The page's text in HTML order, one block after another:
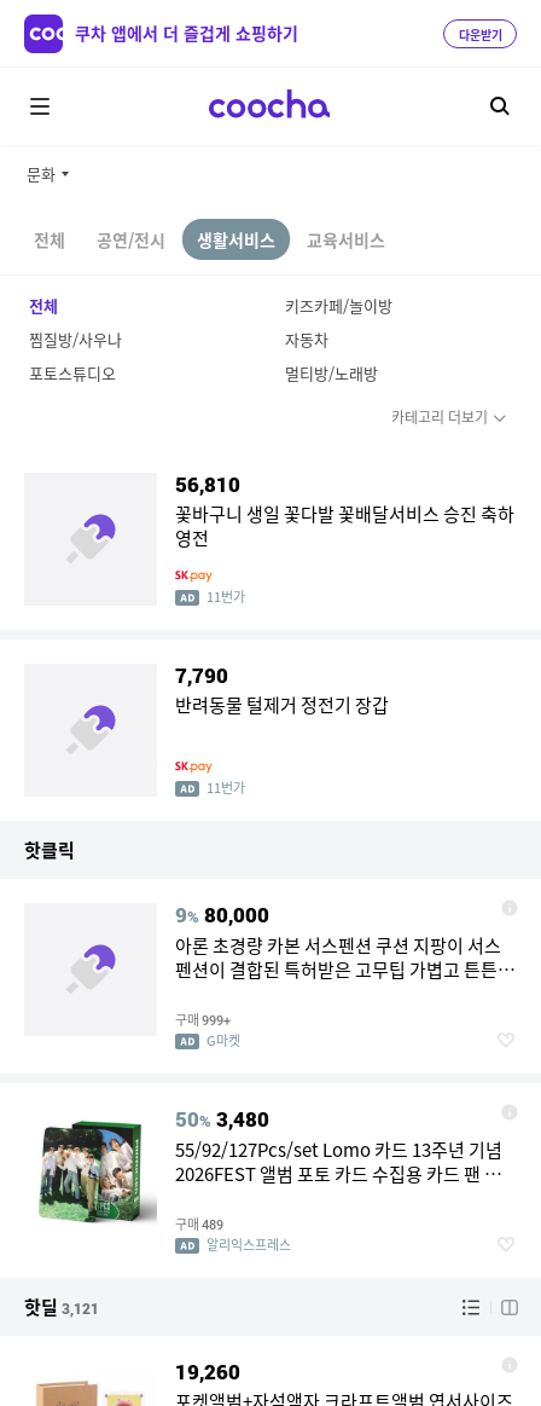
쿠차 앱에서 더 즐겁게 쇼핑하기 다운받기
문화
전체 공연/전시 생활서비스 교육서비스
전체
키즈카페/놀이방
찜질방/사우나
자동차
포토스튜디오
멀티방/노래방
카테고리 더보기
56,810
꽃바구니 생일 꽃다발 꽃배달서비스 승진 축하
영전
11번가
7,790
반려동물 털제거 정전기 장갑
11번가
핫클릭
9% 80,000
아론 초경량 카본 서스펜션 쿠션 지팡이 서스
펜션이 결합된 특허받은 고무팁 가볍고 튼튼한
구매 999+
G마켓
50% 3,480
55/92/127Pcs/set Lomo 카드 13주년 기념
2026FEST 앨범 포토 카드 수집용 카드 팬 컬
구매 489
알리익스프레스
핫딜 3,121
19,260